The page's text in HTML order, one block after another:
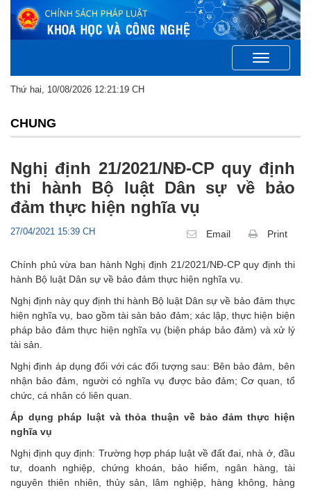
Toggle
navigation
Thứ hai, 10/08/2026 12:21:19 CH
CHUNG
Nghị định 21/2021/NĐ-CP quy định
thi hành Bộ luật Dân sự về bảo
đảm thực hiện nghĩa vụ
27/04/2021 15:39 CH Email Print
Chính phủ vừa ban hành Nghị định 21/2021/NĐ-CP quy định thi
hành Bộ luật Dân sự về bảo đảm thực hiện nghĩa vụ.
Nghị định này quy định thi hành Bộ luật Dân sự về bảo đảm thực
hiện nghĩa vụ, bao gồm tài sản bảo đảm; xác lập, thực hiện biện
pháp bảo đảm thực hiện nghĩa vụ (biện pháp bảo đảm) và xử lý
tài sản.
Nghị định áp dụng đối với các đối tượng sau: Bên bảo đảm, bên
nhận bảo đảm, người có nghĩa vụ được bảo đảm; Cơ quan, tổ
chức, cá nhân có liên quan.
Áp dụng pháp luật và thỏa thuận về bảo đảm thực hiện
nghĩa vụ
Nghị định quy định: Trường hợp pháp luật về đất đai, nhà ở, đầu
tư, doanh nghiệp, chứng khoán, bảo hiểm, ngân hàng, tài
nguyên thiên nhiên, thủy sản, lâm nghiệp, hàng không, hàng